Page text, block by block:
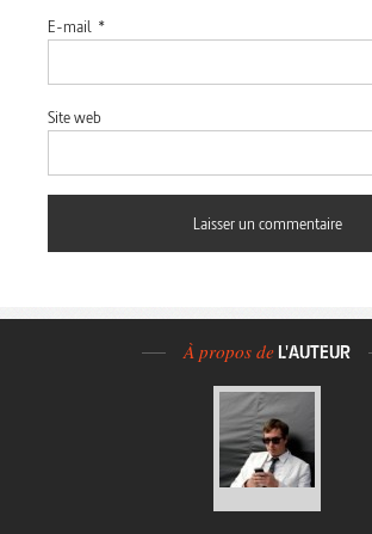
E-mail *
Site web
À propos de L'AUTEUR